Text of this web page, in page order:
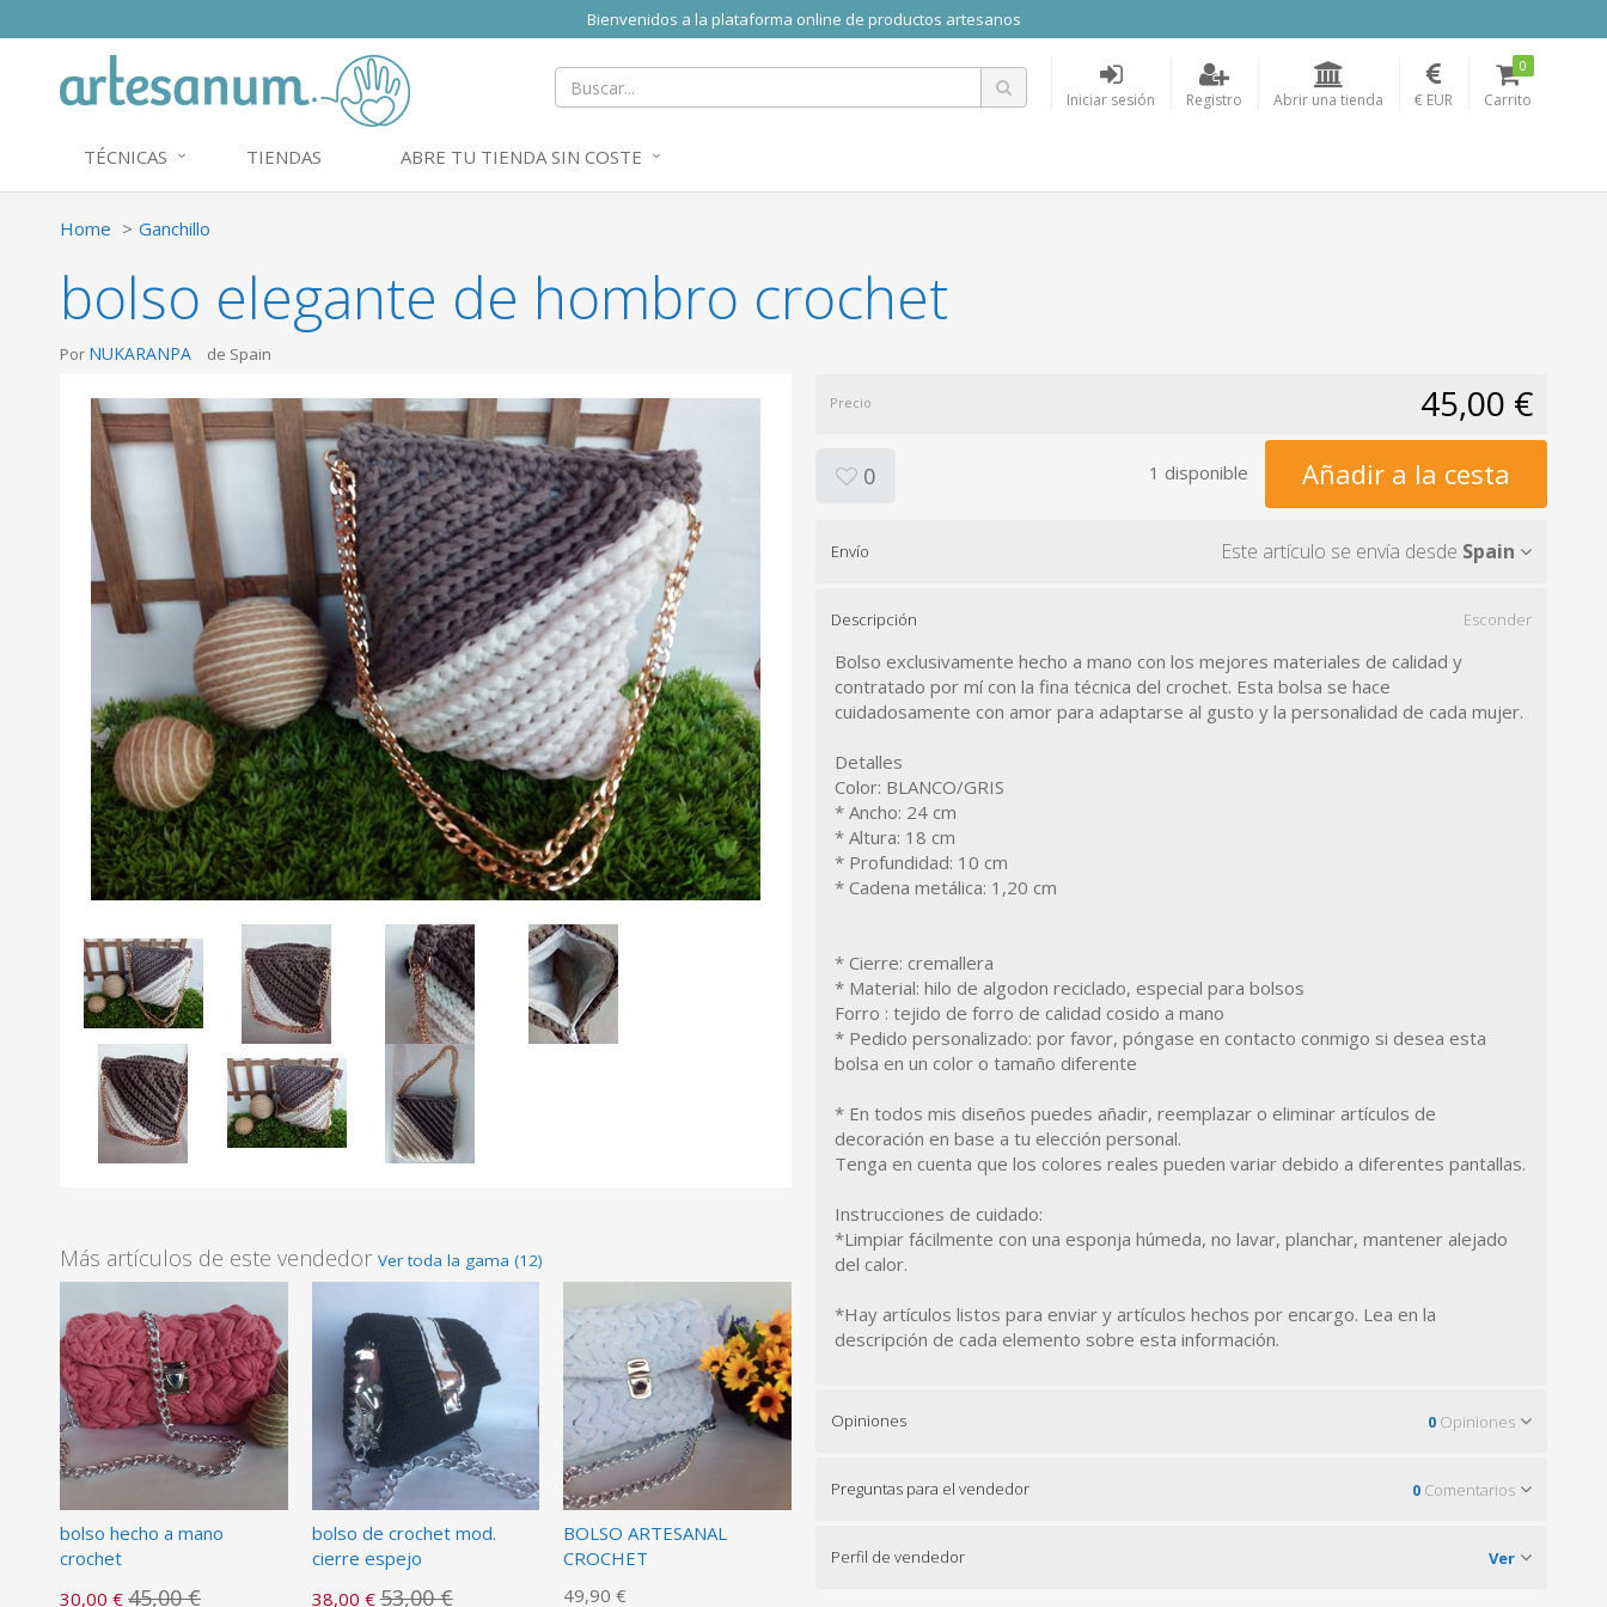
Bienvenidos a la plataforma online de productos artesanos
Iniciar sesión Registro Abrir una tienda € EUR Carrito
0
TÉCNICAS TIENDAS ABRE TU TIENDA SIN COSTE
Home Ganchillo
bolso elegante de hombro crochet
Por NUKARANPA de Spain
Más artículos de este vendedor Ver toda la gama (12)
bolso hecho a mano
crochet
30,00 € 45,00 €
bolso de crochet mod.
cierre espejo
38,00 € 53,00 €
BOLSO ARTESANAL
CROCHET
49,90 €
Precio 45,00 €
0 1 disponible Añadir a la cesta
Envío Este artículo se envía desde Spain
Descripción Esconder
Bolso exclusivamente hecho a mano con los mejores materiales de calidad y
contratado por mí con la fina técnica del crochet. Esta bolsa se hace
cuidadosamente con amor para adaptarse al gusto y la personalidad de cada mujer.
Detalles
Color: BLANCO/GRIS
* Ancho: 24 cm
* Altura: 18 cm
* Profundidad: 10 cm
* Cadena metálica: 1,20 cm
* Cierre: cremallera
* Material: hilo de algodon reciclado, especial para bolsos
Forro : tejido de forro de calidad cosido a mano
* Pedido personalizado: por favor, póngase en contacto conmigo si desea esta
bolsa en un color o tamaño diferente
* En todos mis diseños puedes añadir, reemplazar o eliminar artículos de
decoración en base a tu elección personal.
Tenga en cuenta que los colores reales pueden variar debido a diferentes pantallas.
Instrucciones de cuidado:
*Limpiar fácilmente con una esponja húmeda, no lavar, planchar, mantener alejado
del calor.
*Hay artículos listos para enviar y artículos hechos por encargo. Lea en la
descripción de cada elemento sobre esta información.
Opiniones 0 Opiniones
Preguntas para el vendedor 0 Comentarios
Perfil de vendedor Ver